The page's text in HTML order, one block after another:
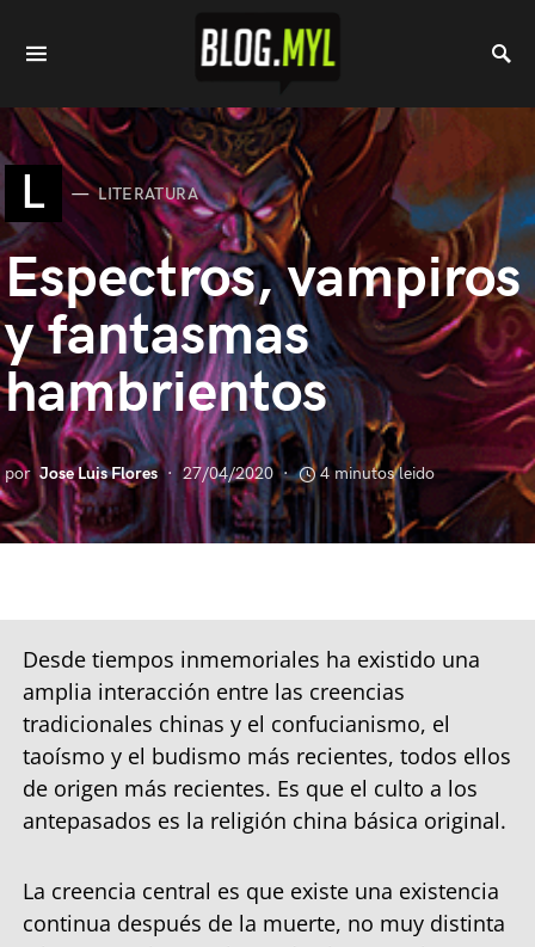
L LITERATURA
Espectros, vampiros
y fantasmas
hambrientos
por Jose Luis Flores 27/04/2020 4 minutos leido
Desde tiempos inmemoriales ha existido una
amplia interacción entre las creencias
tradicionales chinas y el confucianismo, el
taoísmo y el budismo más recientes, todos ellos
de origen más recientes. Es que el culto a los
antepasados es la religión china básica original.
La creencia central es que existe una existencia
continua después de la muerte, no muy distinta